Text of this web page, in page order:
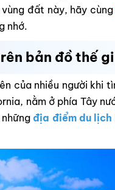
đất này, hãy cùng
nhớ.
bản đồ thế
của nhiều người khi
nằm ở phía Tây
nhữngđịa điểm du lịch